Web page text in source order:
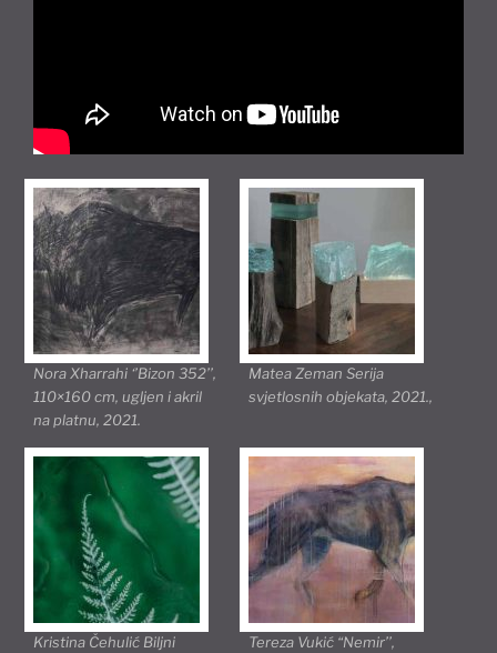
Nora Xharrahi ‘’Bizon 352’’,
110×160 cm, ugljen i akril
na platnu, 2021.
Matea Zeman Serija
svjetlosnih objekata, 2021.,
Kristina Čehulić Biljni
Tereza Vukić “Nemir’’,